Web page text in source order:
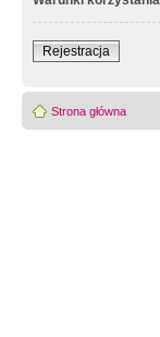
Rejestracja
Strona główna